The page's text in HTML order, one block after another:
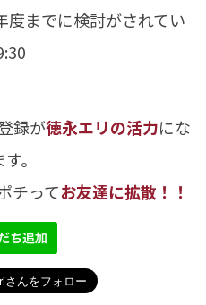
度までに検討がされてい
録が徳永エリの活力にな
。
チってお友達に拡散！！